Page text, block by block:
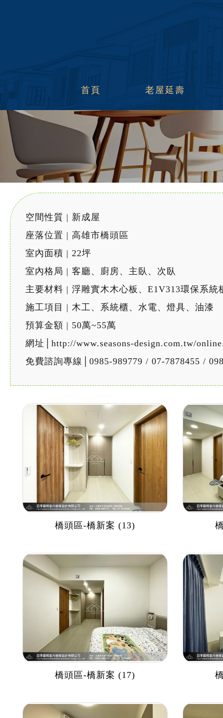
首頁 老屋延壽
空間性質 | 新成屋
座落位置 | 高雄市橋頭區
室內面積 | 22坪
室內格局 | 客廳、廚房、主臥、次臥
主要材料 | 浮雕實木木心板、E1V313環保系
施工項目 | 木工、系統櫃、水電、燈具、油漆
預算金額 | 50萬~55萬
網址│http://www.seasons-design.com.tw/
免費諮詢專線│0985-989779 / 07-7878455 /
橋頭區-橋新案 (13)
橋頭區-橋新案 (17)